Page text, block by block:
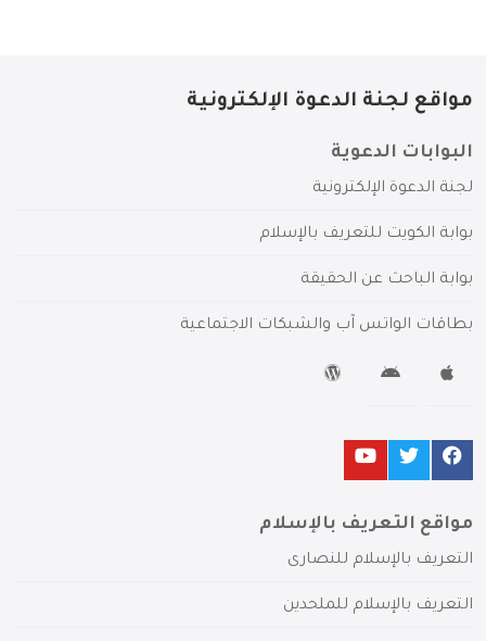
مواقع لجنة الدعوة الإلكترونية
البوابات الدعوية
لجنة الدعوة الإلكترونية
بوابة الكويت للتعريف بالإسلام
بوابة الباحث عن الحقيقة
بطاقات الواتس آب والشبكات الاجتماعية
مواقع التعريف بالإسلام
التعريف بالإسلام للنصارى
التعريف بالإسلام للملحدين